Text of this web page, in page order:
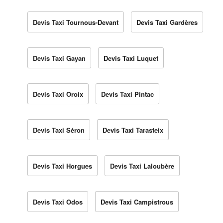
Devis Taxi Tournous-Devant Devis Taxi Gardères
Devis Taxi Gayan Devis Taxi Luquet
Devis Taxi Oroix Devis Taxi Pintac
Devis Taxi Séron Devis Taxi Tarasteix
Devis Taxi Horgues Devis Taxi Laloubère
Devis Taxi Odos Devis Taxi Campistrous